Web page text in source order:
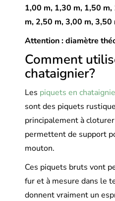
1,00 m, 1,30 m, 1,50
m, 2,50 m, 3,00 m, 3,50
Attention : diamètre
Comment
chataignier?
Les piquets en
sont des piquets
principalement à
permettent de support
mouton.
Ces piquets bruts vont
fur et à mesure dans le
donnent vraiment un